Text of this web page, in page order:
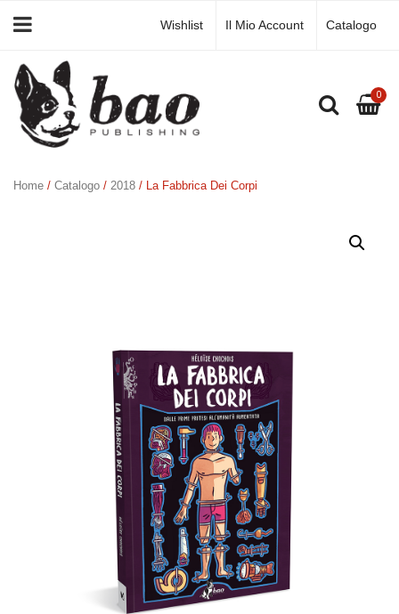
Wishlist Il Mio Account Catalogo
0
Home / Catalogo / 2018 / La Fabbrica Dei Corpi